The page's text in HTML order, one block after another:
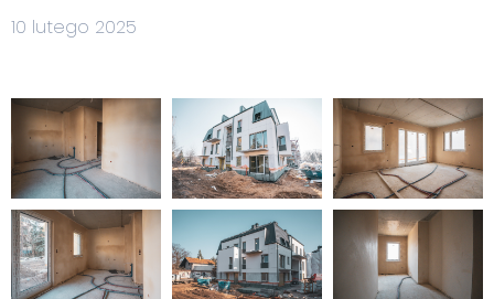
10 lutego 2025